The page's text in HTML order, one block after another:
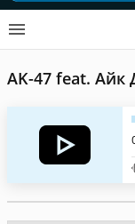
AK-47 feat.